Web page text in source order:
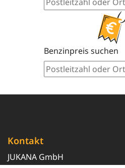
Benzinpreis suchen
Kontakt
JUKANA GmbH